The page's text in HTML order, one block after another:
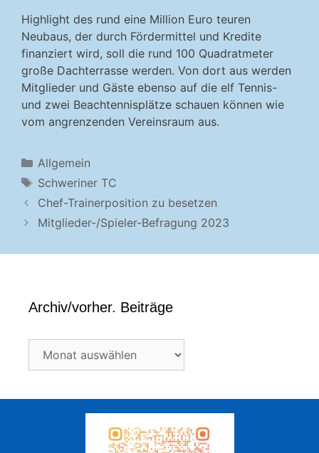
Highlight des rund eine Million Euro teuren
Neubaus, der durch Fördermittel und Kredite
finanziert wird, soll die rund 100 Quadratmeter
große Dachterrasse werden. Von dort aus werden
Mitglieder und Gäste ebenso auf die elf Tennis-
und zwei Beachtennisplätze schauen können wie
vom angrenzenden Vereinsraum aus.
Kategorien
Allgemein
Schlagwörter
Schweriner TC
Chef-Trainerposition zu besetzen
Mitglieder-/Spieler-Befragung 2023
Archiv/vorher. Beiträge
Archiv/vorher.